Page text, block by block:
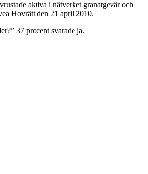
aktiva i nätverket granatgevär och
Hovrätt den 21 april 2010.
37 procent svarade ja.